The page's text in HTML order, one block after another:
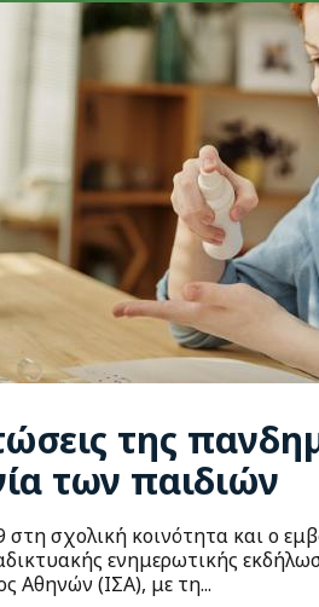
της
των παιδιών
στη σχολική κοινότητα και ο
ενημερωτικής
Αθηνών (ΙΣΑ), με τη...